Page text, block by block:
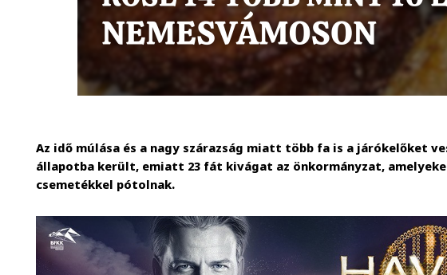
Az idő múlása és a nagy szárazság miatt több fa is a járókelőket
állapotba került, emiatt 23 fát kivágat az önkormányzat,
csemetékkel pótolnak.